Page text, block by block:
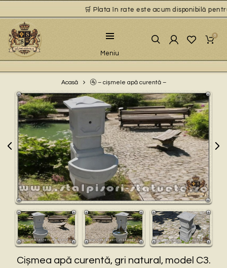
🛒 Plata în rate este acum disponibilă
Meniu
0
Acasă 🚰 – cișmele apă curentă –
Play
Cișmea apă curentă, gri natural, model C3.